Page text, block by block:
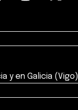
y en Galicia (Vigo)